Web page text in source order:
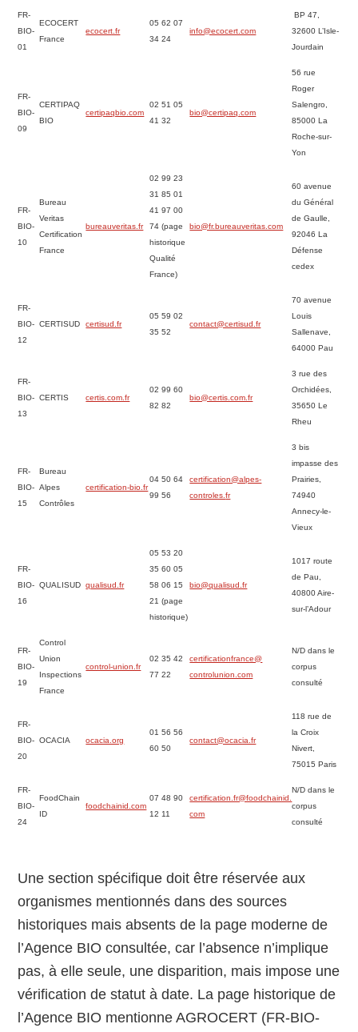
FR-
BIO-
01
ECOCERT
France
ecocert.fr
05 62 07
34 24
info@ecocert.com
BP 47,
32600 L’Isle-
Jourdain
FR-
BIO-
09
CERTIPAQ
BIO
certipaqbio.com
02 51 05
41 32
bio@certipaq.com
56 rue
Roger
Salengro,
85000 La
Roche-sur-
Yon
FR-
BIO-
10
Bureau
Veritas
Certification
France
bureauveritas.fr
02 99 23
31 85 01
41 97 00
74 (page
historique
Qualité
France)
bio@fr.bureauveritas.com
60 avenue
du Général
de Gaulle,
92046 La
Défense
cedex
FR-
BIO-
12
CERTISUD certisud.fr
05 59 02
35 52
contact@certisud.fr
70 avenue
Louis
Sallenave,
64000 Pau
FR-
BIO-
13
CERTIS certis.com.fr
02 99 60
82 82
bio@certis.com.fr
3 rue des
Orchidées,
35650 Le
Rheu
FR-
BIO-
15
Bureau
Alpes
Contrôles
certification-bio.fr
04 50 64
99 56
certification@alpes-
controles.fr
3 bis
impasse des
Prairies,
74940
Annecy-le-
Vieux
FR-
BIO-
16
QUALISUD qualisud.fr
05 53 20
35 60 05
58 06 15
21 (page
historique)
bio@qualisud.fr
1017 route
de Pau,
40800 Aire-
sur-l’Adour
FR-
BIO-
19
Control
Union
Inspections
France
control-union.fr
02 35 42
77 22
certificationfrance@
controlunion.com
N/D dans le
corpus
consulté
FR-
BIO-
20
OCACIA ocacia.org
01 56 56
60 50
contact@ocacia.fr
118 rue de
la Croix
Nivert,
75015 Paris
FR-
BIO-
24
FoodChain
ID
foodchainid.com
07 48 90
12 11
certification.fr@foodchainid.
com
N/D dans le
corpus
consulté
Une section spécifique doit être réservée aux
organismes mentionnés dans des sources
historiques mais absents de la page moderne de
l’Agence BIO consultée, car l’absence n’implique
pas, à elle seule, une disparition, mais impose une
vérification de statut à date. La page historique de
l’Agence BIO mentionne AGROCERT (FR-BIO-